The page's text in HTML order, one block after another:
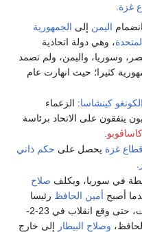
غزة
اليمن إلى الجمهورية
، وهي دولة اتحادية
وسوريا، واليمن، ولم تصمد
كثيرا؛ حيث انهارت عام
الكونغو كينشاسا: الزعماء
يتفقون على الاتحاد برئاسة
قطاع غزة يحصل على حكم ذاتي
.
في سوريا، ويكلف صلاح
أصبح أمين الحافظ رئيسا
وصلاح البيطار إلى خارج